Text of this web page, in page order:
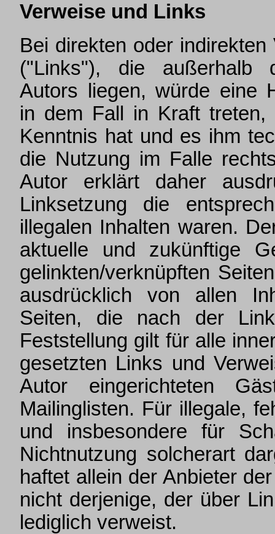
Verweise und Links
Bei direkten oder
("Links"), die außerhalb
Autors liegen, würde eine
in dem Fall in Kraft
Kenntnis hat und es ihm
die Nutzung im Falle
Autor erklärt daher
Linksetzung die
illegalen Inhalten waren.
aktuelle und zukünftige
gelinkten/verknüpften
ausdrücklich von allen
Seiten, die nach der
Feststellung gilt für alle
gesetzten Links und
Autor eingerichteten
Mailinglisten. Für illegale,
und insbesondere für
Nichtnutzung solcherart
haftet allein der Anbieter
nicht derjenige, der über
lediglich verweist.